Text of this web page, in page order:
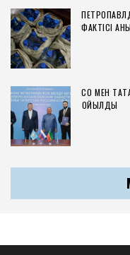
ФАКТІСІ
СҚО МЕН
ҚОЙЫЛДЫ